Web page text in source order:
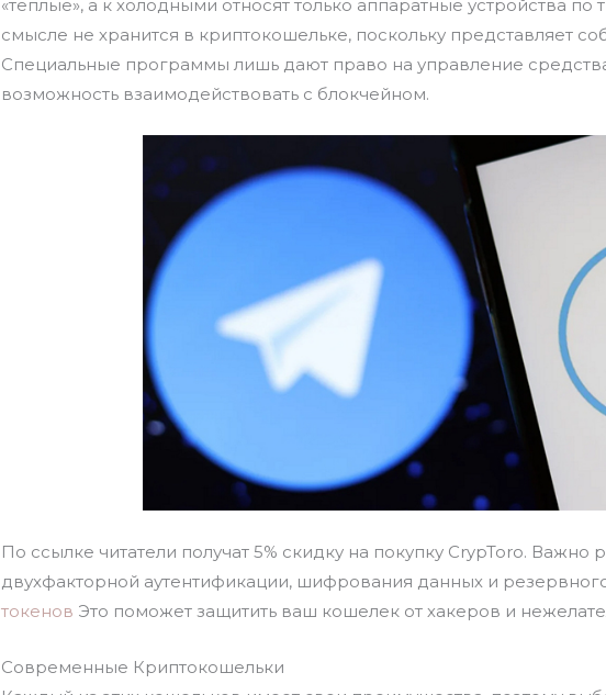
«теплые», а к холодными относят только аппаратные устройства
смысле не хранится в криптокошельке, поскольку представляет
Специальные программы лишь дают право на управление
возможность взаимодействовать с блокчейном.
По ссылке читатели получат 5% скидку на покупку CrypToro. Важно
двухфакторной аутентификации, шифрования данных и
токенов Это поможет защитить ваш кошелек от хакеров и
Современные Криптокошельки